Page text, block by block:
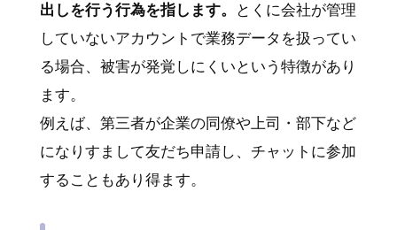
出しを行う行為を指します。
とくに会社が管理
していないアカウントで業務データを扱ってい
る場合、被害が発覚しにくいという特徴があり
ます。
例えば、第三者が企業の同僚や上司・部下など
になりすまして友だち申請し、チャットに参加
することもあり得ます。